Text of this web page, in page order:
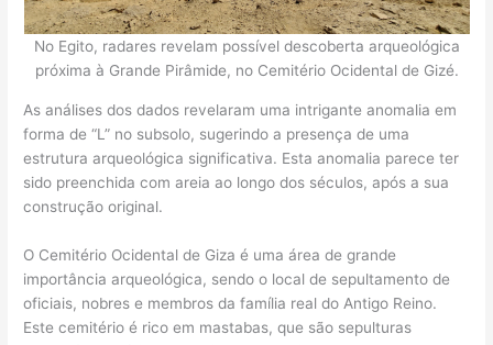
No Egito, radares revelam possível descoberta arqueológica
próxima à Grande Pirâmide, no Cemitério Ocidental de Gizé.
As análises dos dados revelaram uma intrigante anomalia em
forma de “L” no subsolo, sugerindo a presença de uma
estrutura arqueológica significativa. Esta anomalia parece ter
sido preenchida com areia ao longo dos séculos, após a sua
construção original.
O Cemitério Ocidental de Giza é uma área de grande
importância arqueológica, sendo o local de sepultamento de
oficiais, nobres e membros da família real do Antigo Reino.
Este cemitério é rico em mastabas, que são sepulturas